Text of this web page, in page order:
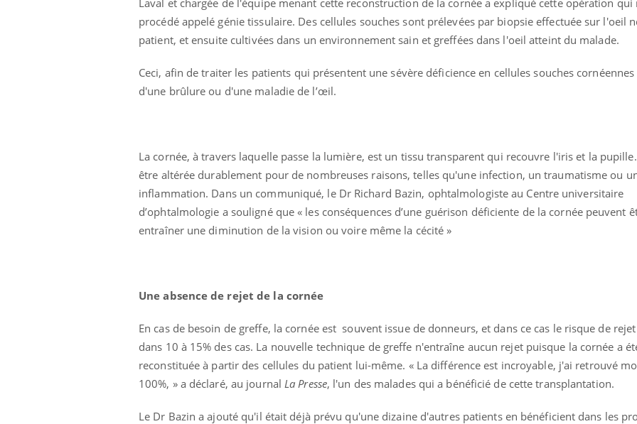
procédé appelé génie tissulaire. Des cellules souches sont prélevées par biopsie effectuée sur l'oeil
patient, et ensuite cultivées dans un environnement sain et greffées dans l'oeil atteint du malade.
Ceci, afin de traiter les patients qui présentent une sévère déficience en cellules souches
d'une brûlure ou d'une maladie de l’œil.
La cornée, à travers laquelle passe la lumière, est un tissu transparent qui recouvre l'iris et la
être altérée durablement pour de nombreuses raisons, telles qu'une infection, un traumatisme ou
inflammation. Dans un communiqué, le Dr Richard Bazin, ophtalmologiste au Centre universitaire
d’ophtalmologie a souligné que « les conséquences d’une guérison déficiente de la cornée peuvent
entraîner une diminution de la vision ou voire même la cécité »
Une absence de rejet de la cornée
En cas de besoin de greffe, la cornée est souvent issue de donneurs, et dans ce cas le risque de
dans 10 à 15% des cas. La nouvelle technique de greffe n'entraîne aucun rejet puisque la cornée a
reconstituée à partir des cellules du patient lui-même. « La différence est incroyable, j'ai retrouvé
100%, » a déclaré, au journal La Presse, l'un des malades qui a bénéficié de cette transplantation.
Le Dr Bazin a ajouté qu'il était déjà prévu qu'une dizaine d'autres patients en bénéficient dans les